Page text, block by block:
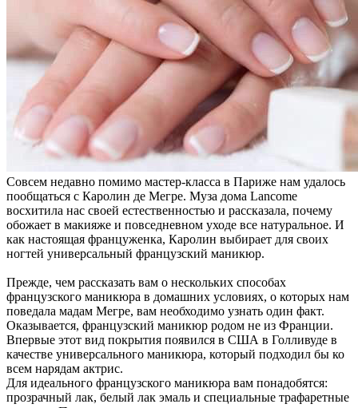
Совсем недавно помимо мастер-класса в Париже нам удалось
пообщаться с Каролин де Мегре. Муза дома Lancome
восхитила нас своей естественностью и рассказала, почему
обожает в макияже и повседневном уходе все натуральное. И
как настоящая француженка, Каролин выбирает для своих
ногтей универсальный французский маникюр.
Прежде, чем рассказать вам о нескольких способах
французского маникюра в домашних условиях, о которых нам
поведала мадам Мегре, вам необходимо узнать один факт.
Оказывается, французский маникюр родом не из Франции.
Впервые этот вид покрытия появился в США в Голливуде в
качестве универсального маникюра, который подходил бы ко
всем нарядам актрис.
Для идеального французского маникюра вам понадобятся:
прозрачный лак, белый лак эмаль и специальные трафаретные